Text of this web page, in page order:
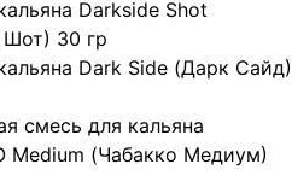
Darkside Shot
30 гр
Dark Side (Дарк Сайд)
смесь для кальяна
Medium (Чабакко Медиум)